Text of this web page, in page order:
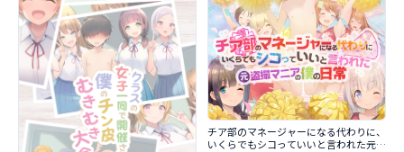
チア部のマネージャーになる代わりに、
いくらでもシコっていいと言われた元盗